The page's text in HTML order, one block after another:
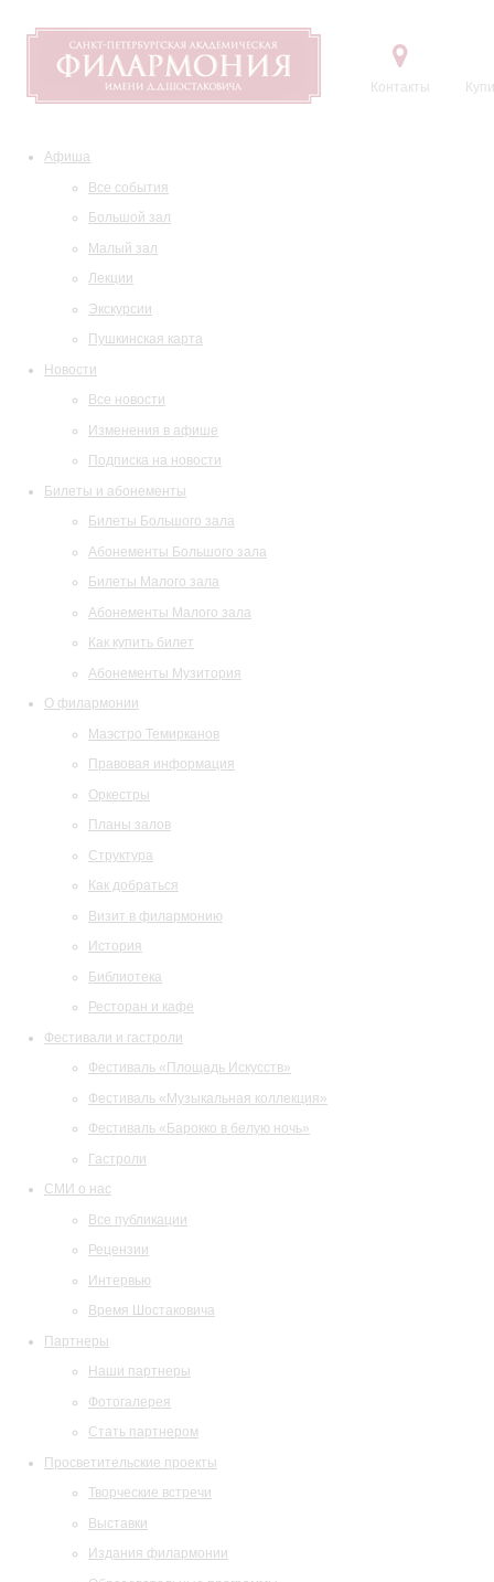
Контакты
Афиша
Все события
Большой зал
Малый зал
Лекции
Экскурсии
Пушкинская карта
Новости
Все новости
Изменения в афише
Подписка на новости
Билеты и абонементы
Билеты Большого зала
Абонементы Большого зала
Билеты Малого зала
Абонементы Малого зала
Как купить билет
Абонементы Музитория
О филармонии
Маэстро Темирканов
Правовая информация
Оркестры
Планы залов
Структура
Как добраться
Визит в филармонию
История
Библиотека
Ресторан и кафе
Фестивали и гастроли
Фестиваль «Площадь Искусств»
Фестиваль «Музыкальная коллекция»
Фестиваль «Барокко в белую ночь»
Гастроли
СМИ о нас
Все публикации
Рецензии
Интервью
Время Шостаковича
Партнеры
Наши партнеры
Фотогалерея
Стать партнером
Просветительские проекты
Творческие встречи
Выставки
Издания филармонии